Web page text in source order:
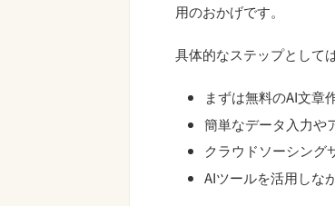
用のおかげです。
具体的なステップとして
まずは無料のAI文章
簡単なデータ入力や
クラウドソーシング
AIツールを活用しな